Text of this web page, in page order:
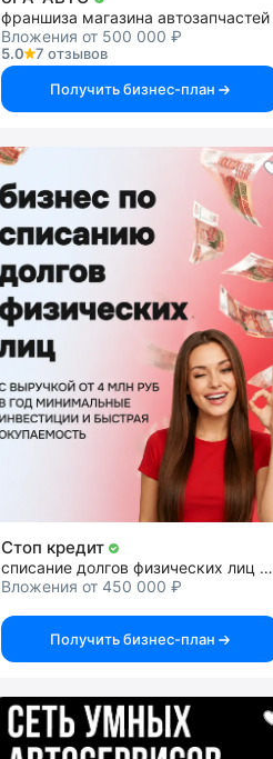
франшиза магазина автозапчастей
Вложения от 500 000 ₽
5.0
7 отзывов
Получить бизнес-план
Стоп кредит
списание долгов физических лиц и ИП
Вложения от 450 000 ₽
Получить бизнес-план